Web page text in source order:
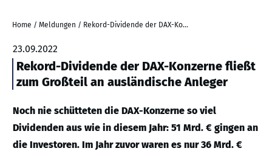
Home / Meldungen / Rekord-Dividende der DAX-Konzerne fließt zum Großteil an ausländische Anleger
23.09.2022
Rekord-Dividende der DAX-Konzerne fließt
zum Großteil an ausländische Anleger
Noch nie schütteten die DAX-Konzerne so viel
Dividenden aus wie in diesem Jahr: 51 Mrd. € gingen an
die Investoren. Im Jahr zuvor waren es nur 36 Mrd. €